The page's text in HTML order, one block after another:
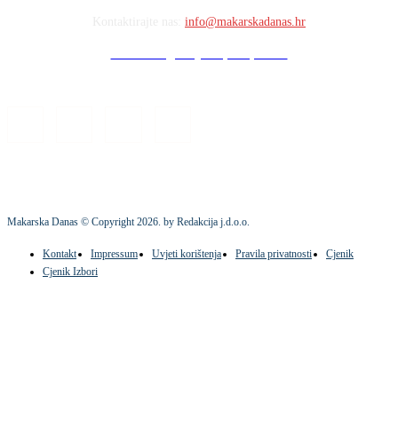
info@makarskadanas.hr
Makarska Danas © Copyright2026. by Redakcija j.d.o.o.
Kontakt Impressum Uvjeti korištenja Pravila privatnosti
Cjenik
Cjenik Izbori